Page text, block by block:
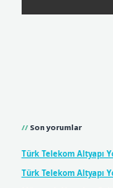
Son yorumlar
Türk Telekom Altyapı
Türk Telekom Altyapı